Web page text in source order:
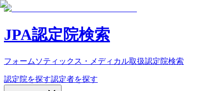
JPA認定院検索
フォームソティックス・メディカル取扱認定院検索
認定院を探す認定者を探す